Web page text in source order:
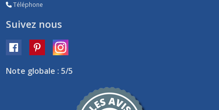
Téléphone
Suivez nous
Note globale : 5/5